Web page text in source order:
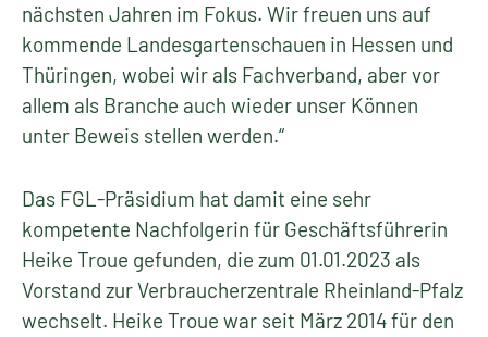
nächsten Jahren im Fokus. Wir freuen uns auf
kommende Landesgartenschauen in Hessen und
Thüringen, wobei wir als Fachverband, aber vor
allem als Branche auch wieder unser Können
unter Beweis stellen werden.“
Das FGL-Präsidium hat damit eine sehr
kompetente Nachfolgerin für Geschäftsführerin
Heike Troue gefunden, die zum 01.01.2023 als
Vorstand zur Verbraucherzentrale Rheinland-Pfalz
wechselt. Heike Troue war seit März 2014 für den